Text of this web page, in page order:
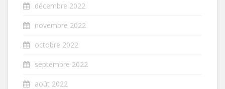
décembre 2022
novembre 2022
octobre 2022
septembre 2022
août 2022